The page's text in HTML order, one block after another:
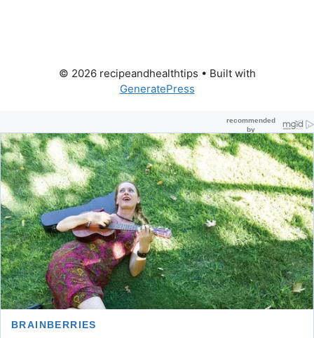
© 2026 recipeandhealthtips • Built with
GeneratePress